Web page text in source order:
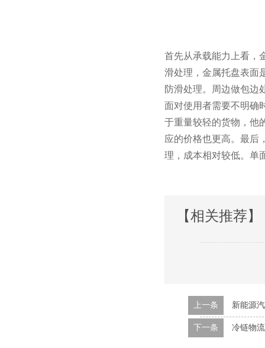
首先从承载能力上看
滑处理，金属托盘表
防滑处理。周边做包
面对使用者需要不明确时
于重量较轻的货物，他
应的价格也更高。最
理，成本相对较低
【相关推荐】
上一条 新能源
下一条 冷链物